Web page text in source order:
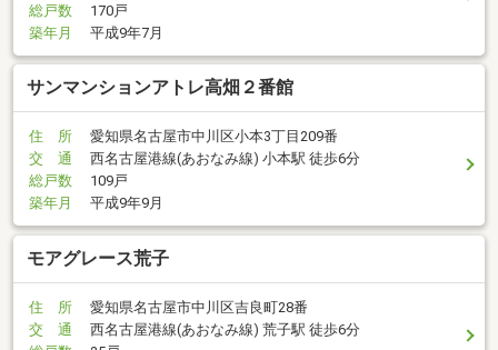
総戸数
170戸
築年月
平成9年7月
サンマンションアトレ高畑２番館
住 所
愛知県名古屋市中川区小本3丁目209番
交 通
西名古屋港線(あおなみ線) 小本駅 徒歩6分
総戸数
109戸
築年月
平成9年9月
モアグレース荒子
住 所
愛知県名古屋市中川区吉良町28番
交 通
西名古屋港線(あおなみ線) 荒子駅 徒歩6分